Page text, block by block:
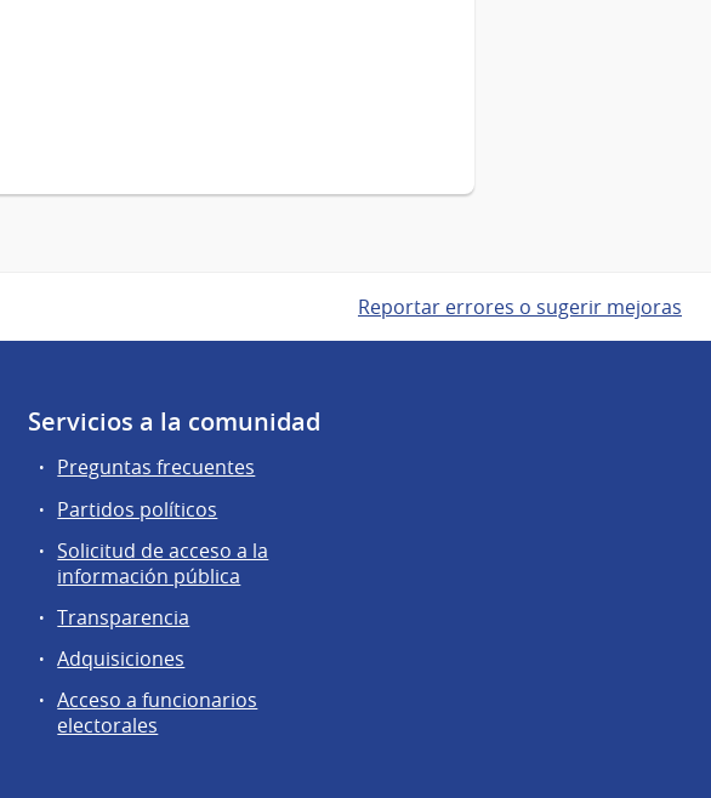
Reportar errores o sugerir mejoras
Servicios a la comunidad
Preguntas frecuentes
Partidos políticos
Solicitud de acceso a la
información pública
Transparencia
Adquisiciones
Acceso a funcionarios
electorales